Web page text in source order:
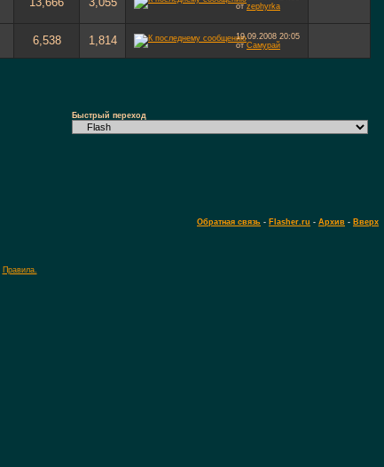
отzephyrka
6,538 1,814 19.09.2008 20:05
отСамурай
Быстрый переход
Обратная связь - Flasher.ru - Архив - Вверх
Правила.